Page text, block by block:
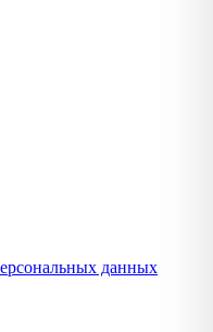
данных